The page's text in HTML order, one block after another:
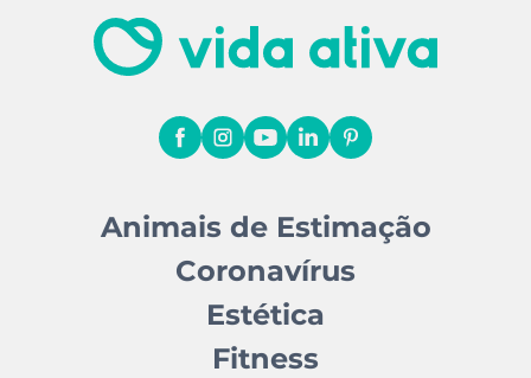
Animais de Estimação
Coronavírus
Estética
Fitness